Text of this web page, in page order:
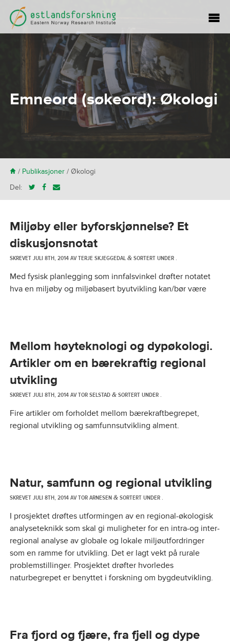
Emneord (søkeord):Økologi
H/ Publikasjoner/ Økologi
Del:
Miljøby eller byforskjønnelse? Et
diskusjonsnotat
SKREVETJULI 8TH, 2014AVTERJE SKJEGGEDAL &SORTERT UNDER .
Med fysisk planlegging som innfalsvinkel drøfter notatet
hva en miljøby og miljøbasert byutvikling kan/bør være
Mellom høyteknologi og dypøkologi.
Artikler om en bærekraftig regional
utvikling
SKREVETJULI 8TH, 2014AVTOR SELSTAD &SORTERT UNDER .
Fire artikler om forholdet mellom bærekraftbegrepet,
regional utvikling og samfunnsutvikling alment.
Natur, samfunn og regional utvikling
SKREVETJULI 8TH, 2014AVTOR ARNESEN &SORTERT UNDER .
I prosjektet drøftes utformingen av en regional-økologisk
analyseteknikk som skal gi muligheter for en intra-og inter-
regional analyse av globale og lokale miljøutfordringer
som en ramme for utvikling. Det er lagt vekt på rurale
problemstillinger. Prosjektet drøfter hvorledes
naturbegrepet er benyttet i forskning om bygdeutvikling.
Fra fjord og fjære, fra fjell og dype